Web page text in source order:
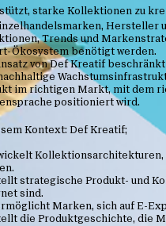
starke Kollektionen zu
Hersteller
Trends und
Ökosystem benötigt werden.
von Def Kreatif
im richtigen Markt, mit dem
positioniert wird.
Kontext: Def Kreatif;
strategische Produkt- und
sind.
Marken, sich auf E-
die Produktgeschichte, die